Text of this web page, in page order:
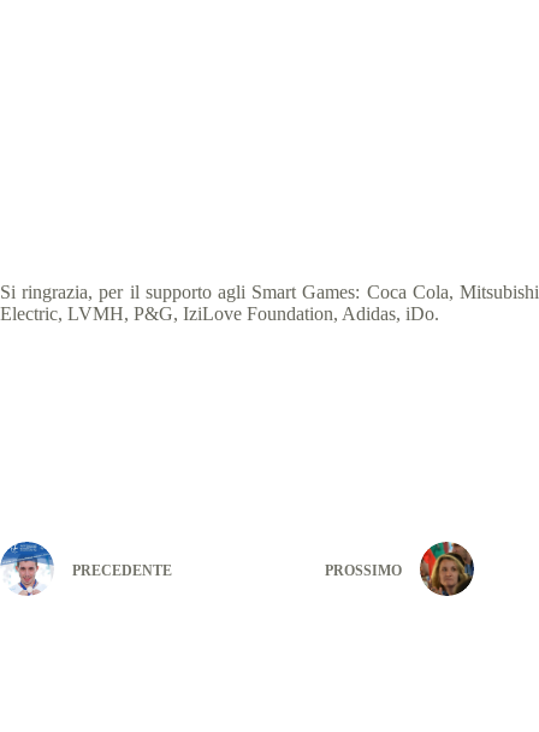
Si ringrazia, per il supporto agli Smart Games: Coca Cola, Mitsubishi
Electric, LVMH, P&G, IziLove Foundation, Adidas, iDo.
PRECEDENTE PROSSIMO